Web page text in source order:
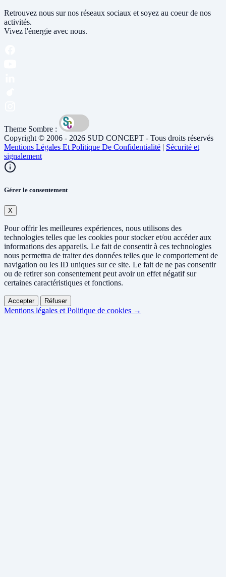
Retrouvez nous sur nos réseaux sociaux et soyez au coeur de nos
activités.
Vivez l'énergie avec nous.
Theme Sombre :
Copyright © 2006 - 2026 SUD CONCEPT - Tous droits réservés
Mentions Légales Et Politique De Confidentialité | Sécurité et
signalement
Gérer le consentement
X
Pour offrir les meilleures expériences, nous utilisons des
technologies telles que les cookies pour stocker et/ou accéder aux
informations des appareils. Le fait de consentir à ces technologies
nous permettra de traiter des données telles que le comportement de
navigation ou les ID uniques sur ce site. Le fait de ne pas consentir
ou de retirer son consentement peut avoir un effet négatif sur
certaines caractéristiques et fonctions.
Accepter Réfuser
Mentions légales et Politique de cookies →